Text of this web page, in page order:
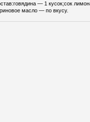
— 1 кусок;сок
масло — по вкусу.